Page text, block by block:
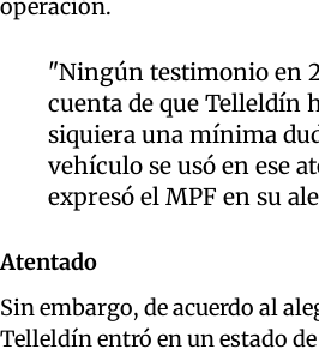
operación.
"Ningún testimonio en
cuenta de que Telleldín
siquiera una mínima
vehículo se usó en ese
expresó el MPF en su
Atentado
Sin embargo, de acuerdo al
Telleldín entró en un estado